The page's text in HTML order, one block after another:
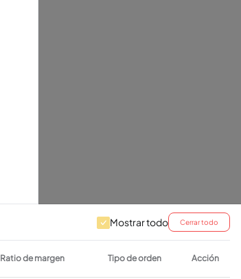
Mostrar todo Cerrar todo
Ratio de margen Tipo de orden Acción